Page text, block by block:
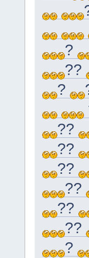
?
??
?
??
??
??
??
??
??
?